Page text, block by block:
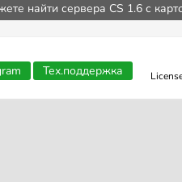
найти сервера CS 1.6 с
Тех.поддержка